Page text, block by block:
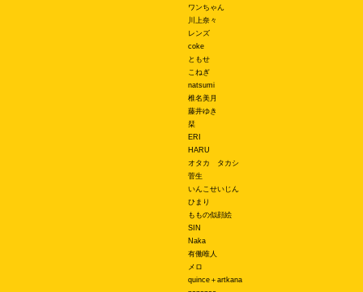
ワンちゃん
川上奈々
レンズ
coke
ともせ
こねぎ
natsumi
椎名美月
藤井ゆき
栞
ERI
HARU
オタカ タカシ
菅生
いんこせいじん
ひまり
ももの似顔絵
SIN
Naka
有働唯人
メロ
quince＋artkana